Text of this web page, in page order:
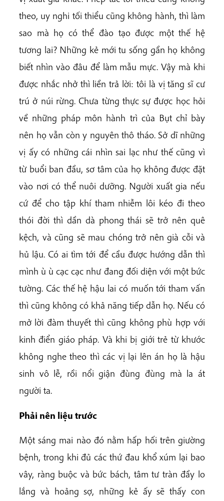
theo, uy nghi tối thiểu cũng không hành, thì làm
sao mà họ có thể đào tạo được một thế hệ
tương lai? Những kẻ mới tu sống gần họ không
biết nhìn vào đâu để làm mẫu mực. Vậy mà khi
được nhắc nhở thì liền trả lời: tôi là vị tăng sĩ cư
trú ở núi rừng. Chưa từng thực sự được học hỏi
về những pháp môn hành trì của Bụt chỉ bày
nên họ vẫn còn y nguyên thô tháo. Sở dĩ những
vị ấy có những cái nhìn sai lạc như thế cũng vì
từ buổi ban đầu, sơ tâm của họ không được đặt
vào nơi có thể nuôi dưỡng. Người xuất gia nếu
cứ để cho tập khí tham nhiễm lôi kéo đi theo
thói đời thì dần dà phong thái sẽ trở nên quê
kệch, và cũng sẽ mau chóng trở nên già cỗi và
hủ lậu. Có ai tìm tới để cầu được hướng dẫn thì
mình ù ù cạc cạc như đang đối diện với một bức
tường. Các thế hệ hậu lai có muốn tới tham vấn
thì cũng không có khả năng tiếp dẫn họ. Nếu có
mở lời đàm thuyết thì cũng không phù hợp với
kinh điển giáo pháp. Và khi bị giới trẻ từ khước
không nghe theo thì các vị lại lên án họ là hậu
sinh vô lễ, rồi nổi giận đùng đùng mà la át
người ta.
Phải nên liệu trước
Một sáng mai nào đó nằm hấp hối trên giường
bệnh, trong khi đủ các thứ đau khổ xúm lại bao
vây, ràng buộc và bức bách, tâm tư tràn đầy lo
lắng và hoảng sợ, những kẻ ấy sẽ thấy con